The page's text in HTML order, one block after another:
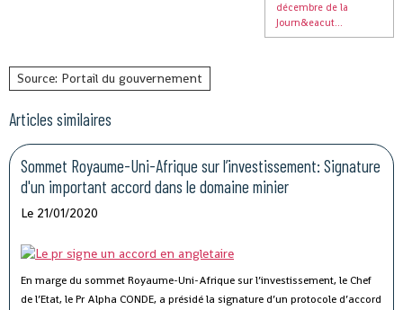
décembre de la
Journ&eacut...
Source: Portail du gouvernement
Articles similaires
Sommet Royaume-Uni-Afrique sur l’investissement: Signature
d'un important accord dans le domaine minier
Le 21/01/2020
En marge du sommet Royaume-Uni-Afrique sur l’investissement, le Chef
de l’Etat, le Pr Alpha CONDE, a présidé la signature d’un protocole d’accord